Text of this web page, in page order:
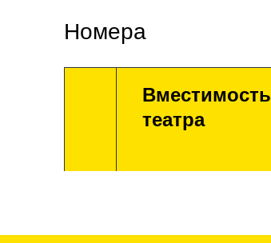
Номера
Вместимость
театра